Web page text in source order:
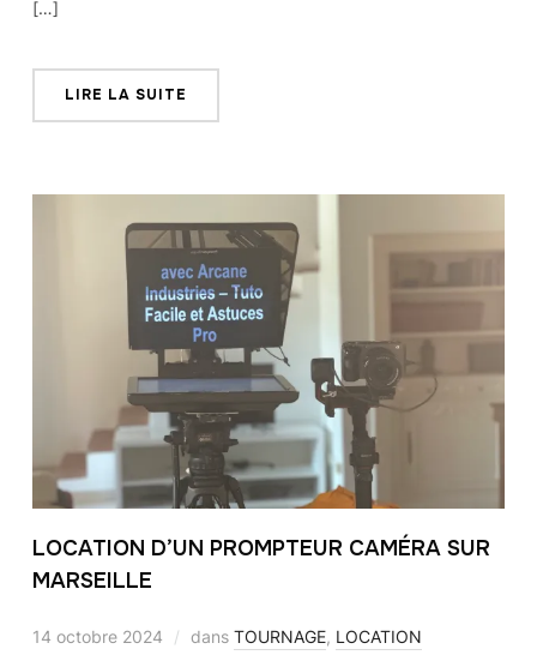
[…]
LIRE LA SUITE
LOCATION D’UN PROMPTEUR CAMÉRA SUR
MARSEILLE
14 octobre 2024 dans TOURNAGE, LOCATION